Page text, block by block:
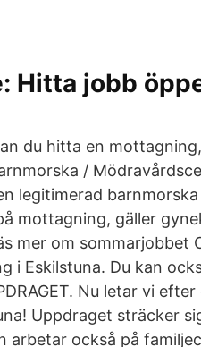
Hitta jobb
du hitta en
/
legitimerad barnmorska
mottagning, gäller
mer om sommarjobbet
i Eskilstuna. Du kan
Nu letar vi
Uppdraget sträcker
också på